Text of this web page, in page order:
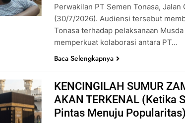
Perwakilan PT Semen Tonasa, Jalan
(30/7/2026). Audiensi tersebut
Tonasa terhadap pelaksanaan
memperkuat kolaborasi antara PT…
Baca Selengkapnya
KENCINGILAH SUMUR
AKAN TERKENAL (Ketika
Pintas Menuju Popularitas)